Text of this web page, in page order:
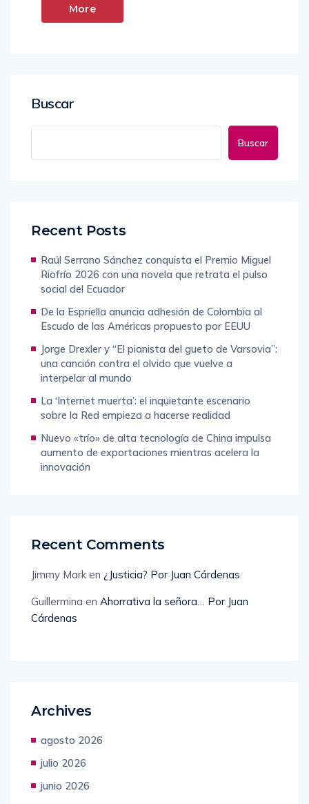
More
Buscar
Buscar
Recent Posts
Raúl Serrano Sánchez conquista el Premio Miguel
Riofrío 2026 con una novela que retrata el pulso
social del Ecuador
De la Espriella anuncia adhesión de Colombia al
Escudo de las Américas propuesto por EEUU
Jorge Drexler y “El pianista del gueto de Varsovia”:
una canción contra el olvido que vuelve a
interpelar al mundo
La ‘Internet muerta’: el inquietante escenario
sobre la Red empieza a hacerse realidad
Nuevo «trío» de alta tecnología de China impulsa
aumento de exportaciones mientras acelera la
innovación
Recent Comments
Jimmy Mark en ¿Justicia? Por Juan Cárdenas
Guillermina en Ahorrativa la señora… Por Juan
Cárdenas
Archives
agosto 2026
julio 2026
junio 2026